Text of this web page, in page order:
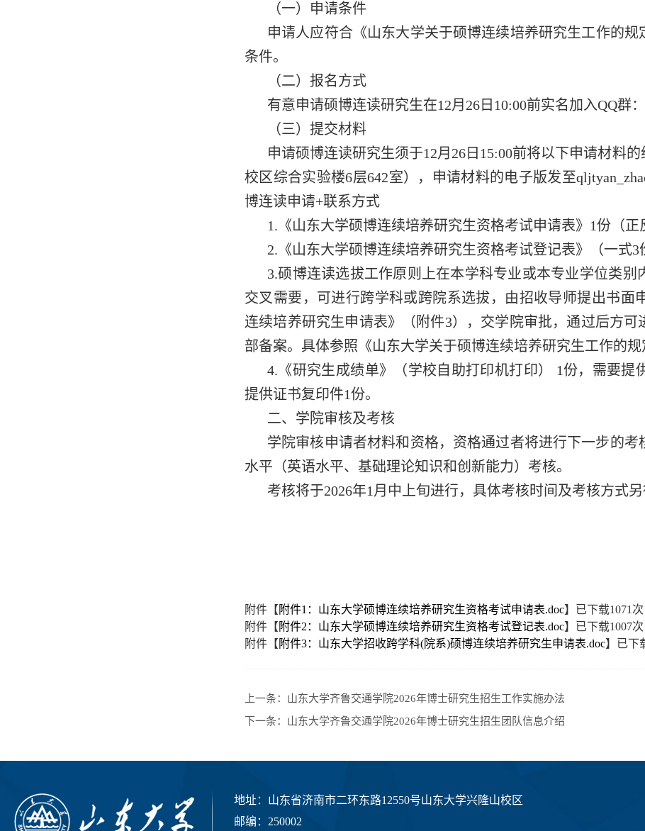
（一）申请条件
申请人应符合《山东大学关于硕博连续培养研究生工作的
条件。
（二）报名方式
有意申请硕博连读研究生在12月26日10:00前实名加入QQ群
（三）提交材料
申请硕博连读研究生须于12月26日15:00前将以下申请材料
校区综合实验楼6层642室），申请材料的电子版发至
博连读申请+联系方式
1.《山东大学硕博连续培养研究生资格考试申请表》1份（正
2.《山东大学硕博连续培养研究生资格考试登记表》（一式3
3.硕博连读选拔工作原则上在本学科专业或本专业学位类别
交叉需要，可进行跨学科或跨院系选拔，由招收导师提出书
连续培养研究生申请表》（附件3），交学院审批，通过后方
部备案。具体参照《山东大学关于硕博连续培养研究生工作的规
4.《研究生成绩单》（学校自助打印机打印） 1份，需要
提供证书复印件1份。
二、学院审核及考核
学院审核申请者材料和资格，资格通过者将进行下一步的
水平（英语水平、基础理论知识和创新能力）考核。
考核将于2026年1月中上旬进行，具体考核时间及考核方式另
附件【 附件1：山东大学硕博连续培养研究生资格考试申请表.doc】已下载1071 次
附件【 附件2：山东大学硕博连续培养研究生资格考试登记表.doc】已下载1007次
附件【 附件3：山东大学招收跨学科(院系)硕博连续培养研究生申请表.doc】已下
上一条： 山东大学齐鲁交通学院2026年博士研究生招生工作实施办法
下一条： 山东大学齐鲁交通学院2026年博士研究生招生团队信息介绍
地址：山东省济南市二环东路12550号山东大学兴隆山校区
邮编：250002